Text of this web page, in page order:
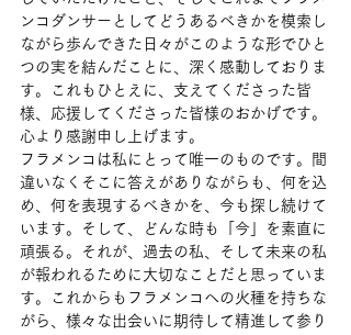
ンコダンサーとしてどうあるべきかを模索し
ながら歩んできた日々がこのような形でひと
つの実を結んだことに、深く感動しておりま
す。これもひとえに、支えてくださった皆
様、応援してくださった皆様のおかげです。
心より感謝申し上げます。
フラメンコは私にとって唯一のものです。間
違いなくそこに答えがありながらも、何を込
め、何を表現するべきかを、今も探し続けて
います。そして、どんな時も「今」を素直に
頑張る。それが、過去の私、そして未来の私
が報われるために大切なことだと思っていま
す。これからもフラメンコへの火種を持ちな
がら、様々な出会いに期待して精進して参り